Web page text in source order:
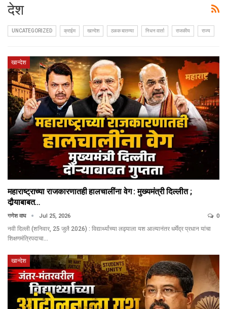
देश
UNCATEGORIZED क्राईम खान्देश ठळक बातम्या निधन वार्ता राजकीय राज्य
खान्देश
महाराष्ट्राच्या राजकारणातही हालचालींना वेग : मुख्यमंत्री दिल्लीत ;
दौर्‍याबाबत…
गणेश वाघ Jul 25, 2026 0
नवी दिल्ली (शनिवार, 25 जुलै 2026) : विद्यार्थ्यांच्या लढ्याला यश आल्यानंतर धर्मेंद्र प्रधान यांचा
शिक्षणमंत्रिपदाचा…
खान्देश